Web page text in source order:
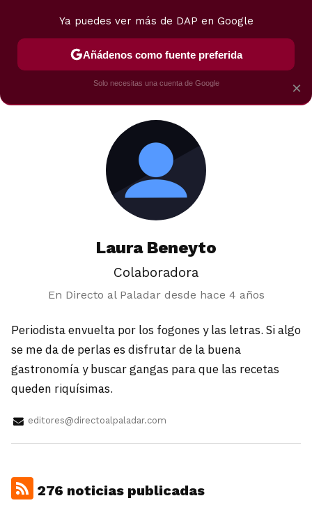
POSTRES VIAJES SELECCIÓN VEGUI
Laura Beneyto
Colaboradora
En Directo al Paladar desde hace 4 años
Periodista envuelta por los fogones y las letras. Si algo
se me da de perlas es disfrutar de la buena
gastronomía y buscar gangas para que las recetas
queden riquísimas.
editores@directoalpaladar.com
276 noticias publicadas
×
Ya puedes ver más de DAP en Google
Añádenos como fuente preferida
Solo necesitas una cuenta de Google